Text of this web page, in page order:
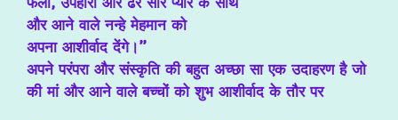
और आने वाले नन्हे मेहमान को
अपना आशीर्वाद देंगे।”
अपने परंपरा और संस्कृति की बहुत अच्छा सा एक उदाहरण है जो
की मां और आने वाले बच्चों को शुभ आशीर्वाद के तौर पर